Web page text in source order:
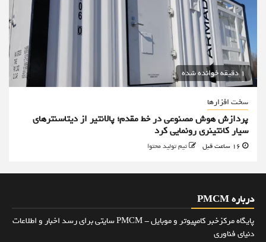
1 دقیقه خوانده شده
سخت افزارها
پردازش هوش مصنوعی در خط مقدم؛ پالانتیر از دیتاسنترهای
سیار کانتینری رونمایی کرد
تیم تولید محتوا
درباره PMCM
پایگاه مرکزخبر کامپیوتر و موبایل - PMCM سایتی برای رسد اخبار و اطلاعات
دنیای فناوری